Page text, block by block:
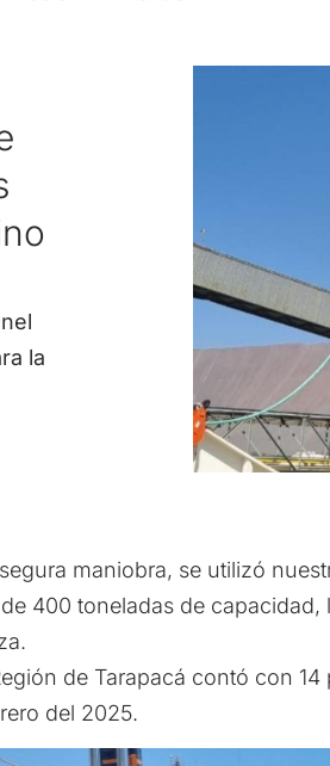
la
maniobra, se utilizó
400 toneladas de capacidad,
de Tarapacá contó con
del 2025.